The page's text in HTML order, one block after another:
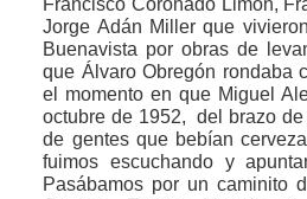
Jorge Adán Miller que
Buenavista por obras de
que Álvaro Obregón rondaba
el momento en que Miguel
octubre de 1952, del brazo
de gentes que bebían
fuimos escuchando y
Pasábamos por un caminito